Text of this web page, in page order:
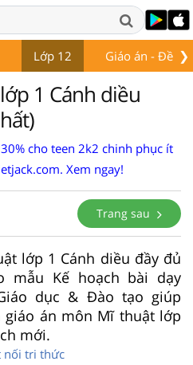
❯
Lớp 12 Giáo án - Đề thi
1 Cánh diều
cho teen 2k2 chinh phục ít
Xem ngay!
Trang sau
lớp 1 Cánh diều đầy đủ
mẫu Kế hoạch bài dạy
dục & Đào tạo giúp
giáo án môn Mĩ thuật lớp
mới.
nối tri thức